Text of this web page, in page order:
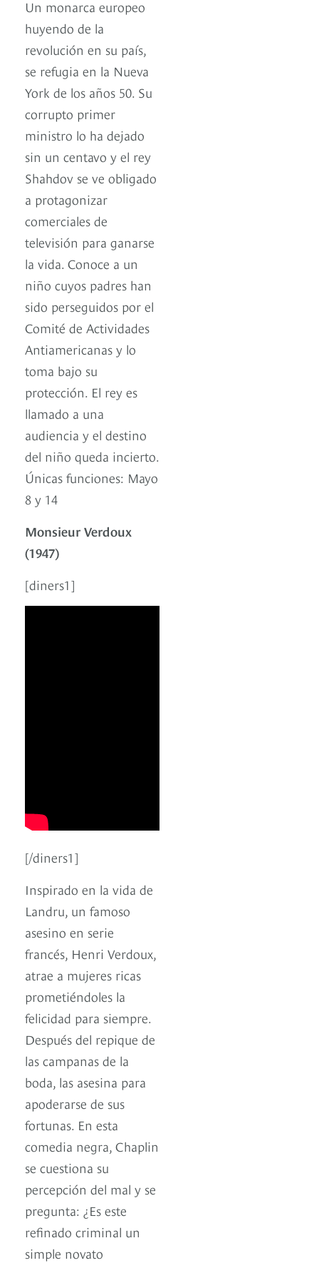
Un monarca europeo
huyendo de la
revolución en su país,
se refugia en la Nueva
York de los años 50. Su
corrupto primer
ministro lo ha dejado
sin un centavo y el rey
Shahdov se ve obligado
a protagonizar
comerciales de
televisión para ganarse
la vida. Conoce a un
niño cuyos padres han
sido perseguidos por el
Comité de Actividades
Antiamericanas y lo
toma bajo su
protección. El rey es
llamado a una
audiencia y el destino
del niño queda incierto.
Únicas funciones: Mayo
8 y 14
Monsieur Verdoux
(1947)
[diners1]
[/diners1]
Inspirado en la vida de
Landru, un famoso
asesino en serie
francés, Henri Verdoux,
atrae a mujeres ricas
prometiéndoles la
felicidad para siempre.
Después del repique de
las campanas de la
boda, las asesina para
apoderarse de sus
fortunas. En esta
comedia negra, Chaplin
se cuestiona su
percepción del mal y se
pregunta: ¿Es este
refinado criminal un
simple novato